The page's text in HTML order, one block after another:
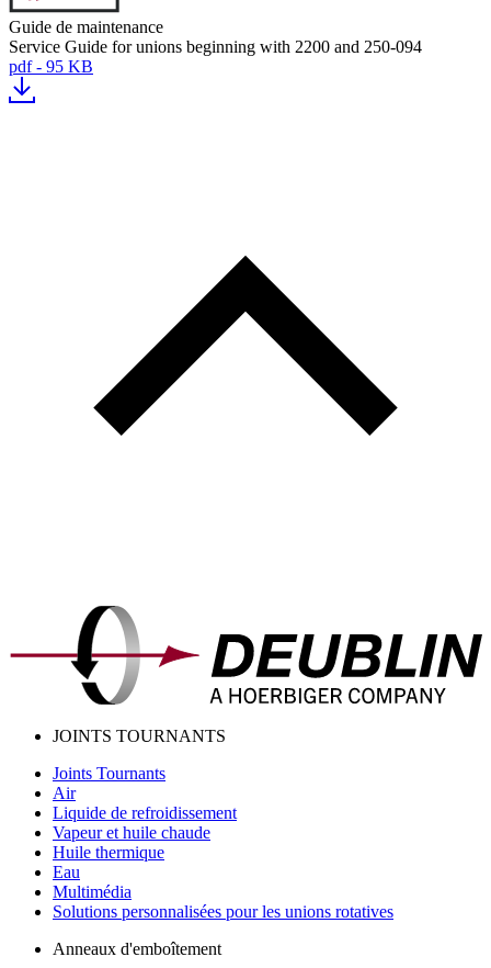
Guide de maintenance
Service Guide for unions beginning with 2200 and 250-094
pdf - 95 KB
JOINTS TOURNANTS
Joints Tournants
Air
Liquide de refroidissement
Vapeur et huile chaude
Huile thermique
Eau
Multimédia
Solutions personnalisées pour les unions rotatives
Anneaux d'emboîtement